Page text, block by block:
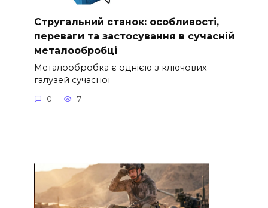
Стругальний станок: особливості,
переваги та застосування в сучасній
металообробці
Металообробка є однією з ключових
галузей сучасної
0 7